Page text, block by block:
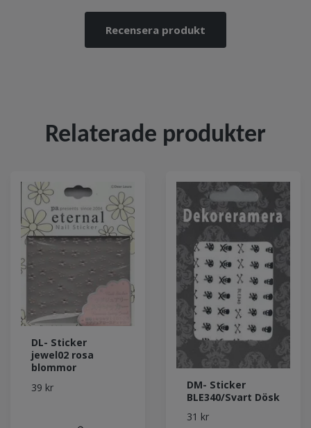
Recensera produkt
Relaterade produkter
DL- Sticker
jewel02 rosa
blommor
39 kr
DM- Sticker
BLE340/Svart Dösk
31 kr